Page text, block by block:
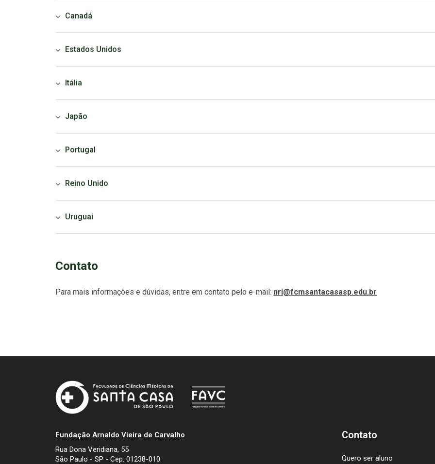
Canadá
Estados Unidos
Itália
Japão
Portugal
Reino Unido
Uruguai
Contato
Para mais informações e dúvidas, entre em contato pelo e-mail: nri@fcmsantacasasp.edu.br
Fundação Arnaldo Vieira de Carvalho
Rua Dona Veridiana, 55
São Paulo - SP - Cep: 01238-010
Contato
Quero ser aluno